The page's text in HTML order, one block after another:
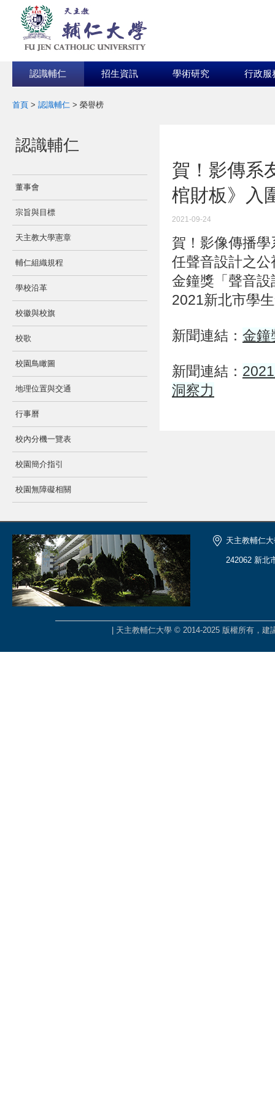
認識輔仁 招生資訊 學術研究 行政服
首頁 > 認識輔仁 > 榮譽榜
:::
認識輔仁
董事會
宗旨與目標
天主教大學憲章
輔仁組織規程
學校沿革
校徽與校旗
校歌
校園鳥瞰圖
地理位置與交通
行事曆
校內分機一覽表
校園簡介指引
校園無障礙相關
賀！影傳系
棺財板》入
2021-09-24
賀！ 影像傳播學
任聲音設計之
金鐘獎「聲音
2021新北市學生
新聞連結： 金鐘
新聞連結：
洞察力
天主教輔仁
242062 新北
| 天主教輔仁大學 © 2014-2025 版權所有，